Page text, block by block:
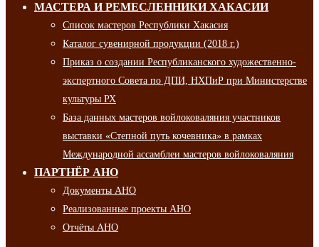
МАСТЕРА И РЕМЕСЛЕННИКИ ХАКАСИИ
Список мастеров Республики Хакасия
Каталог сувенирной продукции (2018 г.)
Приказ о создании Республиканского художественно-
экспертного Совета по ДПИ, НХПиР при Министерстве
культуры РХ
База данных мастеров войлоковаляния участников
выставки «Степной путь кочевника» в рамках
Международной ассамблеи мастеров войлоковаляния
ПАРТНЁР АНО
Документы АНО
Реализованные проекты АНО
Отчёты АНО